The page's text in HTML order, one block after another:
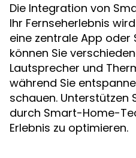
Die Integration von
Ihr Fernseherlebnis
eine zentrale App oder
können Sie
Lautsprecher und
während Sie
schauen. Unterstützen
durch Smart-Home-
Erlebnis zu optimieren.